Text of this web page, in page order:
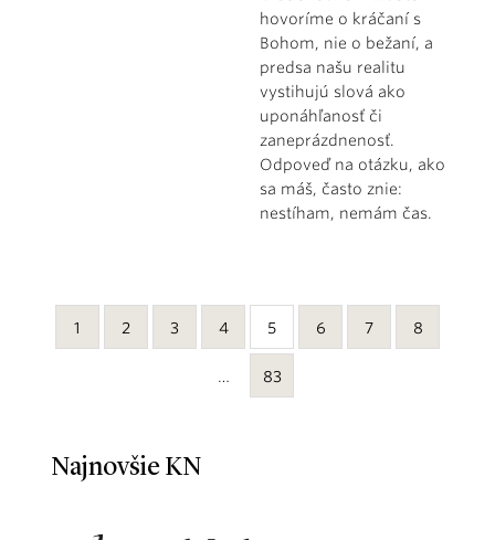
hovoríme o kráčaní s
Bohom, nie o bežaní, a
predsa našu realitu
vystihujú slová ako
uponáhľanosť či
zaneprázdnenosť.
Odpoveď na otázku, ako
sa máš, často znie:
nestíham, nemám čas.
1 2 3 4 5 6 7 8
… 83
Najnovšie KN